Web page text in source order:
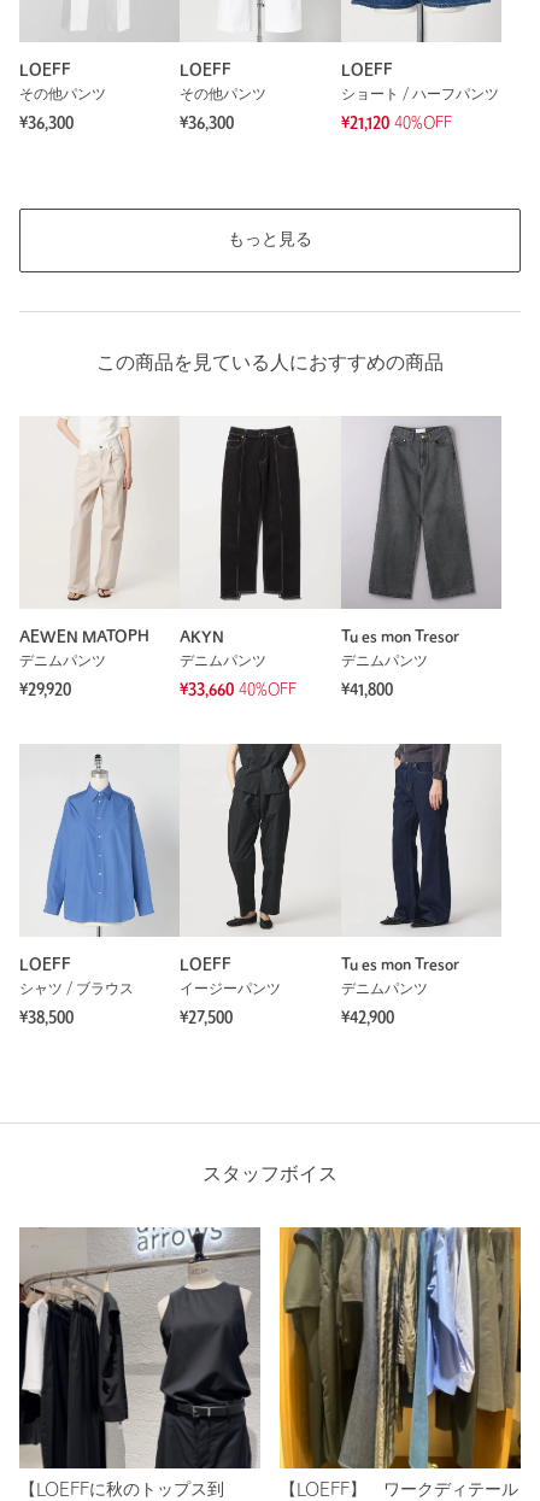
LOEFF
その他パンツ
¥36,300
LOEFF
その他パンツ
¥36,300
LOEFF
ショート / ハーフパンツ
¥21,120 40%OFF
もっと見る
この商品を見ている人におすすめの商品
AEWEN MATOPH
デニムパンツ
¥29,920
AKYN
デニムパンツ
¥33,660 40%OFF
Tu es mon Tresor
デニムパンツ
¥41,800
LOEFF
シャツ / ブラウス
¥38,500
LOEFF
イージーパンツ
¥27,500
Tu es mon Tresor
デニムパンツ
¥42,900
スタッフボイス
【LOEFFに秋のトップス到
【LOEFF】 ワークディテール